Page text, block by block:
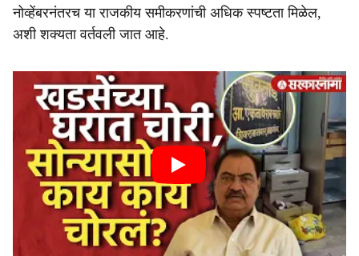
नोव्हेंबरनंतरच या राजकीय समीकरणांची अधिक स्पष्टता मिळेल,
अशी शक्यता वर्तवली जात आहे.